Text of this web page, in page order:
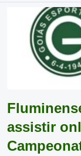
assistir